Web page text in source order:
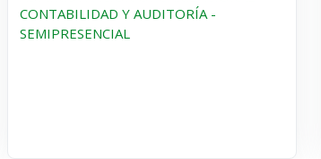
CONTABILIDAD Y AUDITORÍA -
SEMIPRESENCIAL